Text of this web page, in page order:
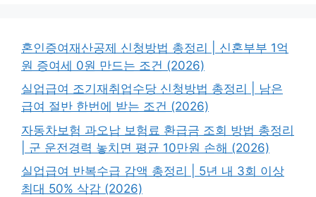
혼인증여재산공제 신청방법 총정리 | 신혼부부 1억
원 증여세 0원 만드는 조건 (2026)
실업급여 조기재취업수당 신청방법 총정리 | 남은
급여 절반 한번에 받는 조건 (2026)
자동차보험 과오납 보험료 환급금 조회 방법 총정리
| 군 운전경력 놓치면 평균 10만원 손해 (2026)
실업급여 반복수급 감액 총정리 | 5년 내 3회 이상
최대 50% 삭감 (2026)